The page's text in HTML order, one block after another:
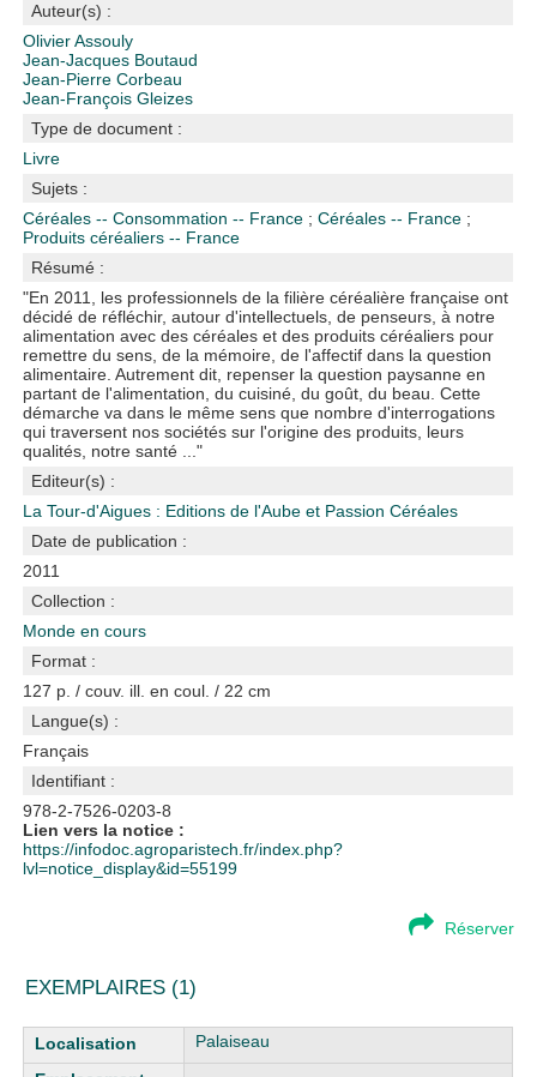
Auteur(s) :
Olivier Assouly
Jean-Jacques Boutaud
Jean-Pierre Corbeau
Jean-François Gleizes
Type de document :
Livre
Sujets :
Céréales -- Consommation -- France ;Céréales -- France ;
Produits céréaliers -- France
Résumé :
"En 2011, les professionnels de la filière céréalière française ont
décidé de réfléchir, autour d'intellectuels, de penseurs, à notre
alimentation avec des céréales et des produits céréaliers pour
remettre du sens, de la mémoire, de l'affectif dans la question
alimentaire. Autrement dit, repenser la question paysanne en
partant de l'alimentation, du cuisiné, du goût, du beau. Cette
démarche va dans le même sens que nombre d'interrogations
qui traversent nos sociétés sur l'origine des produits, leurs
qualités, notre santé ..."
Editeur(s) :
La Tour-d'Aigues : Editions de l'Aube et Passion Céréales
Date de publication :
2011
Collection :
Monde en cours
Format :
127 p. / couv. ill. en coul. / 22 cm
Langue(s) :
Français
Identifiant :
978-2-7526-0203-8
Lien vers la notice :
https://infodoc.agroparistech.fr/index.php?
lvl=notice_display&id=55199
Réserver
EXEMPLAIRES (1)
Liste des exemplaires Palaiseau